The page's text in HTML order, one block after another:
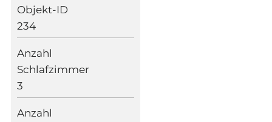
Objekt-ID
234
Anzahl
Schlafzimmer
3
Anzahl